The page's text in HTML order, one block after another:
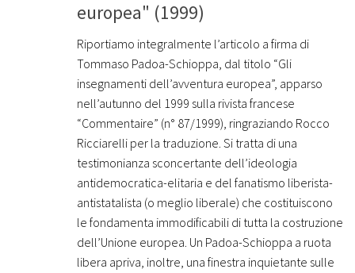
europea" (1999)
Riportiamo integralmente l’articolo a firma di
Tommaso Padoa-Schioppa, dal titolo “Gli
insegnamenti dell’avventura europea”, apparso
nell’autunno del 1999 sulla rivista francese
“Commentaire” (n° 87/1999), ringraziando Rocco
Ricciarelli per la traduzione. Si tratta di una
testimonianza sconcertante dell’ideologia
antidemocratica-elitaria e del fanatismo liberista-
antistatalista (o meglio liberale) che costituiscono
le fondamenta immodificabili di tutta la costruzione
dell’Unione europea. Un Padoa-Schioppa a ruota
libera apriva, inoltre, una finestra inquietante sulle